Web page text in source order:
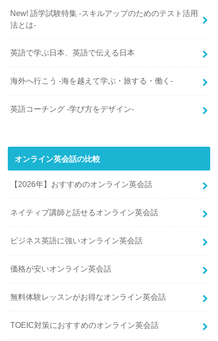
New! 語学試験特集 -スキルアップのためのテスト活用
法とは-
英語で学ぶ日本、英語で伝える日本
海外へ行こう -海を越えて学ぶ・旅する・働く-
英語コーチング -学び方をデザイン-
オンライン英会話の比較
【2026年】おすすめのオンライン英会話
ネイティブ講師と話せるオンライン英会話
ビジネス英語に強いオンライン英会話
価格が安いオンライン英会話
無料体験レッスンがお得なオンライン英会話
TOEIC対策におすすめのオンライン英会話